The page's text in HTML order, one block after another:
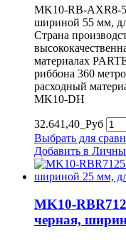
MK10-RB-AXR8-
шириной 55 мм,
Страна
материалах
риббона 360
расходный
MK10-DH
32.641,40_Руб
Выбрать для
Добавить в
MK10-
черная,